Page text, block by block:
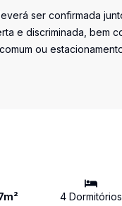
ser confirmada
e discriminada, bem
ou
m² 4 Dormitórios